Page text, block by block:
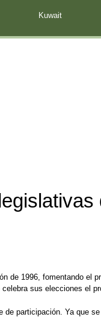
de 1996, fomentando el
sus elecciones el
participación. Ya que
Kuwait